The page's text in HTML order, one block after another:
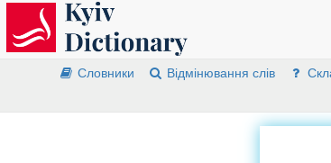
Словники Відмінювання слів